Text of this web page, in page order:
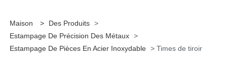
Maison > Des Produits >
Estampage De Précision Des Métaux >
Estampage De Pièces En Acier Inoxydable > Times de tiroir